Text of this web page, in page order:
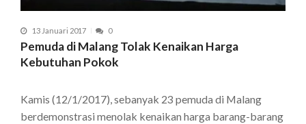
13 Januari 2017 0
Pemuda di Malang Tolak Kenaikan Harga
Kebutuhan Pokok
Kamis (12/1/2017), sebanyak 23 pemuda di Malang
berdemonstrasi menolak kenaikan harga barang-barang